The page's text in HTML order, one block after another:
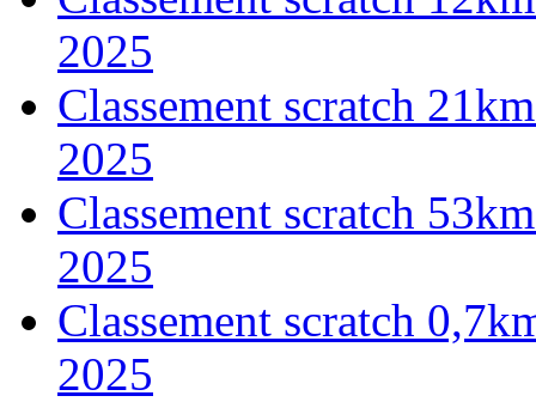
2025
Classement scratch
2025
Classement scratch
2025
Classement scratch
2025